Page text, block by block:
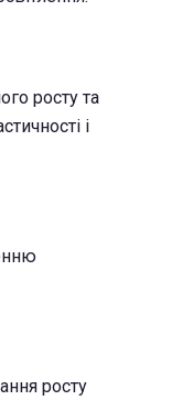
росту та
і
росту